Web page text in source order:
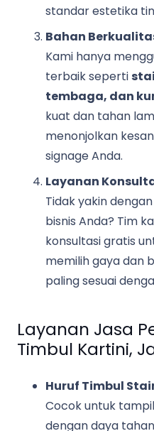
standar estetika
Bahan
Kami hanya
terbaik seperti
tembaga, dan
kuat dan tahan
menonjolkan
signage Anda.
Layanan
Tidak yakin
bisnis Anda? Tim
konsultasi gratis
memilih gaya dan
paling sesuai
Layanan Jasa
Timbul Kartini,
Huruf Timbul
Cocok untuk
dengan daya